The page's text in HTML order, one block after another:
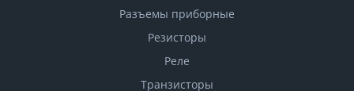
Разъемы приборные
Резисторы
Реле
Транзисторы